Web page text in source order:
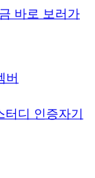
바로 보러가
버
터디 인증자기